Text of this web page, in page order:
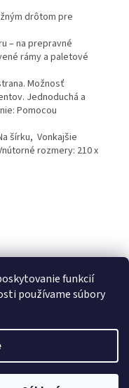
funkcií
používame súbory
drôtom pre
– na prepravné
rámy a paletové
Možnosť
Jednoduchá a
Pomocou
šírku, Vonkajšie
rozmery: 210 x
práva vyhradené.